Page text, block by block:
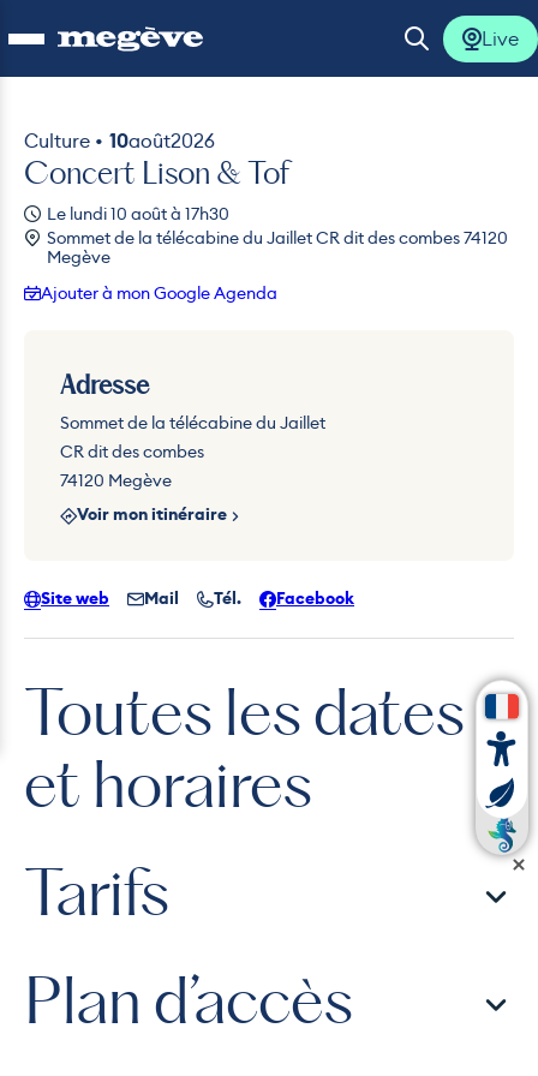
Ouvrir le menu Ouvrir la
Live
Culture • 10août2026
Concert Lison & Tof
Le lundi 10 août à 17h30
Sommet de la télécabine du Jaillet CR dit des combes 74120
Megève
Ajouter à mon Google Agenda
Toutes les dates
et horaires
Tarifs
Plan d’accès
Adresse
Sommet de la télécabine du Jaillet
CR dit des combes
74120 Megève
Voir mon itinéraire
Site web Mail Tél. Facebook